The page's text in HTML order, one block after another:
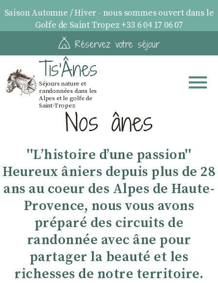
Saison Automne / Hiver - nous sommes ouvert dans le
Golfe de Saint Tropez +33 6 04 17 06 07
Réservez votre séjour
Tis'Ânes
Séjours nature et
randonnées dans les
Alpes et le golfe de
Saint-TropezNos ânes
''Lʼhistoire dʼune passion''
Heureux âniers depuis plus de 28
ans au coeur des Alpes de Haute-
Provence, nous vous avons
préparé des circuits de
randonnée avec âne pour
partager la beauté et les
richesses de notre territoire.